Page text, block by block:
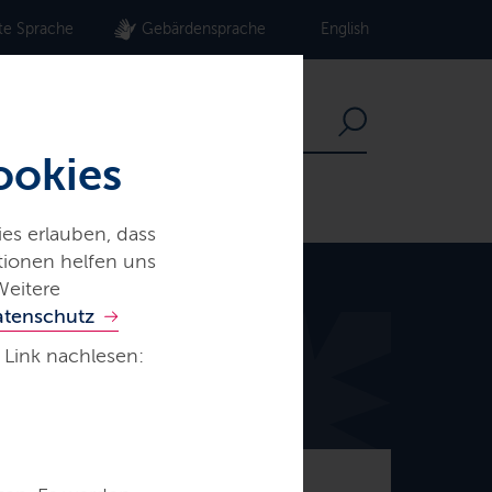
erlauben, dass
helfen uns
nachlesen:
Sprache Gebärdensprache English